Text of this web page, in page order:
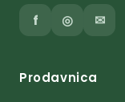
f ◎ ✉
Prodavnica